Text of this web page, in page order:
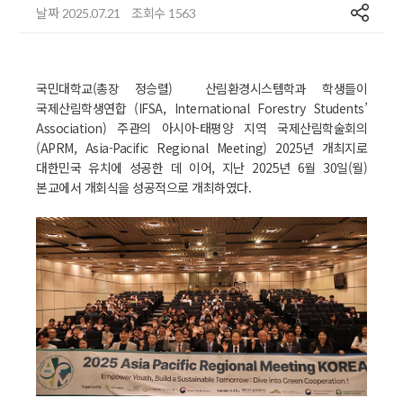
날짜 2025.07.21 조회수 1563 공유
국민대학교(총장 정승렬) 산림환경시스템학과 학생들이
국제산림학생연합 (IFSA, International Forestry Students’
Association) 주관의 아시아-태평양 지역 국제산림학술회의
(APRM, Asia-Pacific Regional Meeting) 2025년 개최지로
대한민국 유치에 성공한 데 이어, 지난 2025년 6월 30일(월)
본교에서 개회식을 성공적으로 개최하였다.